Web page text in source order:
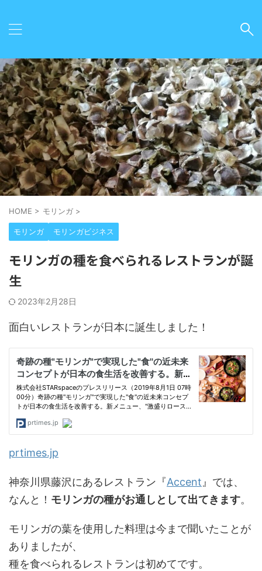
HOME > モリンガ >
モリンガ モリンガビジネス
モリンガの種を食べられるレストランが誕
生
2023年2月28日
面白いレストランが日本に誕生しました！
prtimes.jp
神奈川県藤沢にあるレストラン『Accent 』では、
なんと！ モリンガの種がお通しとして出てきます。
モリンガの葉を使用した料理は今まで聞いたことが
ありましたが、
種を食べられるレストランは初めてです。